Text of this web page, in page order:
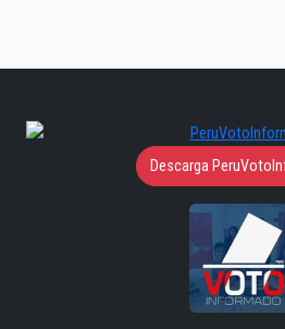
Descarga